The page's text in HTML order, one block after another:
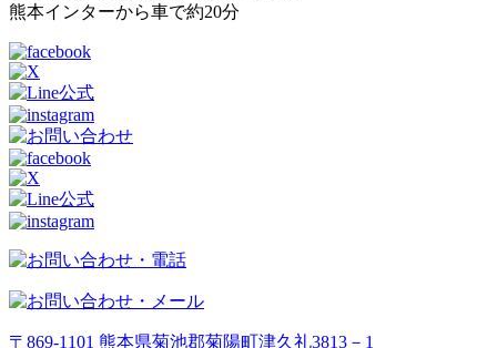
熊本インターから車で約20分
〒869-1101 熊本県菊池郡菊陽町津久礼3813－1